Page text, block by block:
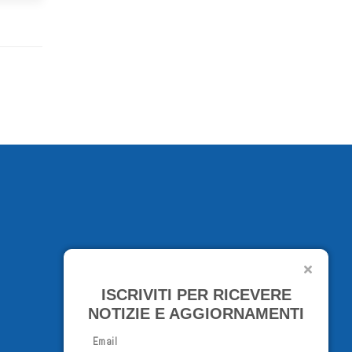
ISCRIVITI PER RICEVERE
NOTIZIE E AGGIORNAMENTI
Email